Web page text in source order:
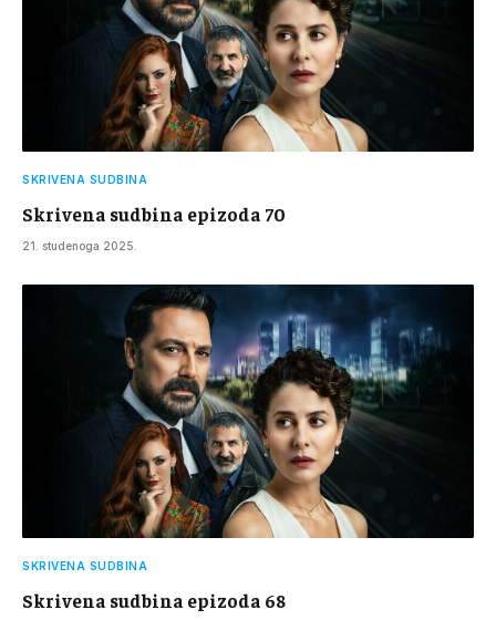
SKRIVENA SUDBINA
Skrivena sudbina epizoda 70
21. studenoga 2025.
SKRIVENA SUDBINA
Skrivena sudbina epizoda 68